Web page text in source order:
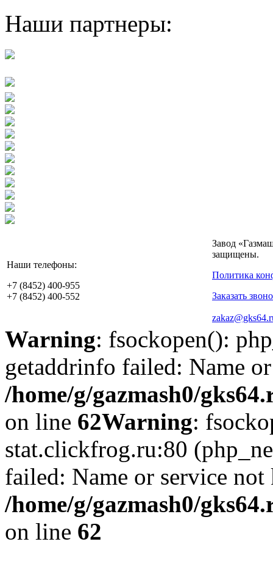
Наши партнеры:
Наши телефоны:
+7 (8452) 400-955
+7 (8452) 400-552
Завод
защищены.
Политика
Заказать
Warning: fsockopen():
getaddrinfo failed: Name
/home/g/gazmash0/
on line 62Warning:
stat.clickfrog.ru:80
failed: Name or service
/home/g/gazmash0/
on line 62